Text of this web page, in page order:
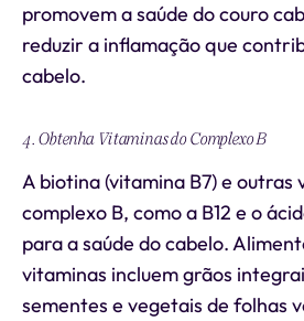
promovem a saúde do couro
reduzir a inflamação que
cabelo.
4. Obtenha Vitaminas do Complexo B
A biotina (vitamina B7) e outras
complexo B, como a B12 e o
para a saúde do cabelo.
vitaminas incluem grãos
sementes e vegetais de folhas